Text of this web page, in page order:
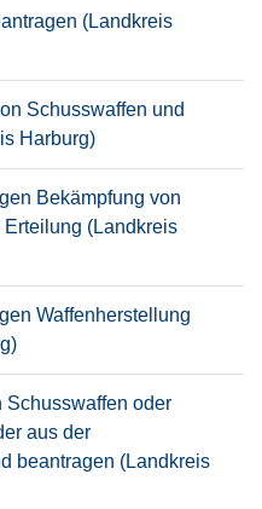
(Landkreis
Schusswaffen und
Harburg)
Bekämpfung von
(Landkreis
Waffenherstellung
Schusswaffen oder
aus der
beantragen (Landkreis